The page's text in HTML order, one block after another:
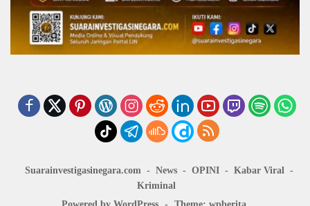
Suarainvestigasinegara.com News OPINI
Kabar Viral
Kriminal